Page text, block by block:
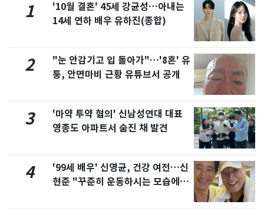
1
'10월 결혼' 45세 강균성…아내는
14세 연하 배우 유하진(종합)
2
"눈 안감기고 입 돌아가"…'8혼' 유
퉁, 안면마비 근황 유튜브서 공개
3
'마약 투약 혐의' 신남성연대 대표
영종도 아파트서 숨진 채 발견
4
'99세 배우' 신영균, 건강 여전…신
현준 "꾸준히 운동하시는 모습에 큰